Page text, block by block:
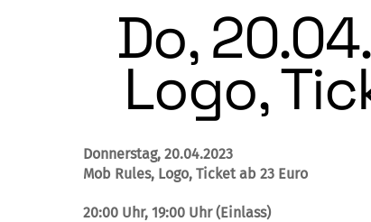
Do,
Logo,
Donnerstag, 20.04.2023
Mob Rules, Logo, Ticket ab 23 Euro
20:00 Uhr, 19:00 Uhr (Einlass)